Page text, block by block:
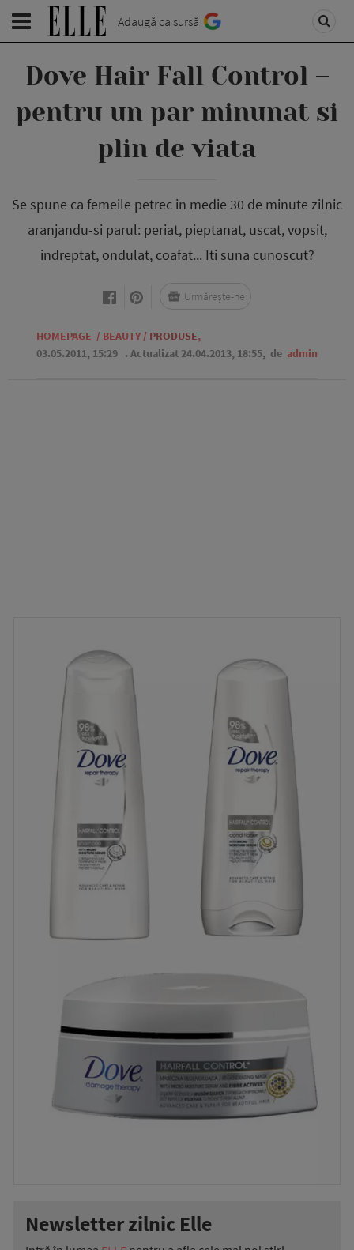
Adaugă ca sursă
Dove Hair Fall Control –
pentru un par minunat si
plin de viata
Se spune ca femeile petrec in medie 30 de minute zilnic
aranjandu-si parul: periat, pieptanat, uscat, vopsit,
indreptat, ondulat, coafat... Iti suna cunoscut?
HOMEPAGE / BEAUTY / PRODUSE,
03.05.2011, 15:29 . Actualizat 24.04.2013, 18:55, de admin
Urmărește-ne
Newsletter zilnic Elle